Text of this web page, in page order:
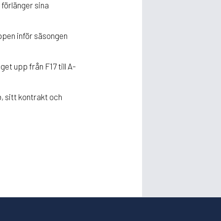
sina
inför säsongen
upp från F17 till A-
sitt kontrakt och